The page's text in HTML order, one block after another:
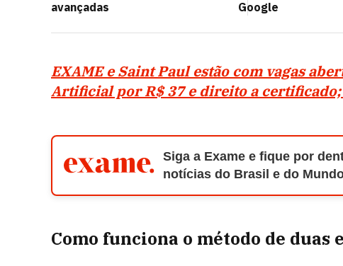
avançadas
Google
EXAME e Saint Paul estão com vagas
Artificial por R$ 37 e direito a
Siga a Exame e fique por
notícias do Brasil e do
Como funciona o método de duas